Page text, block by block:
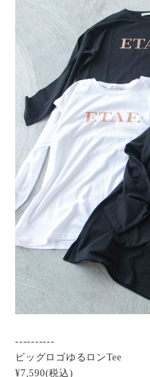
----------
ビッグロゴゆるロンTee
¥7,590(税込)